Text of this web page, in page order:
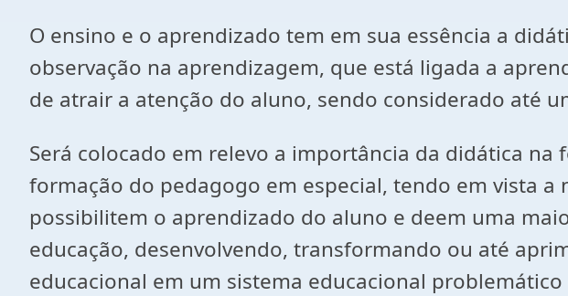
O ensino e o aprendizado tem em sua essência a
observação na aprendizagem, que está ligada a
de atrair a atenção do aluno, sendo considerado até
Será colocado em relevo a importância da didática
formação do pedagogo em especial, tendo em vista
possibilitem o aprendizado do aluno e deem uma
educação, desenvolvendo, transformando ou até
educacional em um sistema educacional